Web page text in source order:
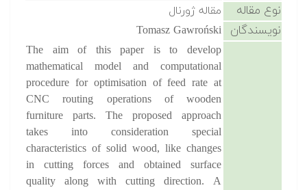
نوع مقاله مقاله ژورنال
نویسندگان Tomasz Gawroński
The aim of this paper is to develop
mathematical model and computational
procedure for optimisation of feed rate at
CNC routing operations of wooden
furniture parts. The proposed approach
takes into consideration special
characteristics of solid wood, like changes
in cutting forces and obtained surface
quality along with cutting direction. A